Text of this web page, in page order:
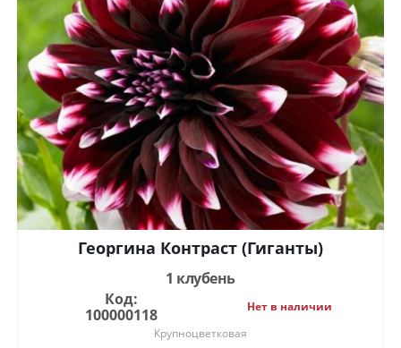
Георгина Контраст (Гиганты)
1 клубень
Код:
100000118
Нет в наличии
Крупноцветковая